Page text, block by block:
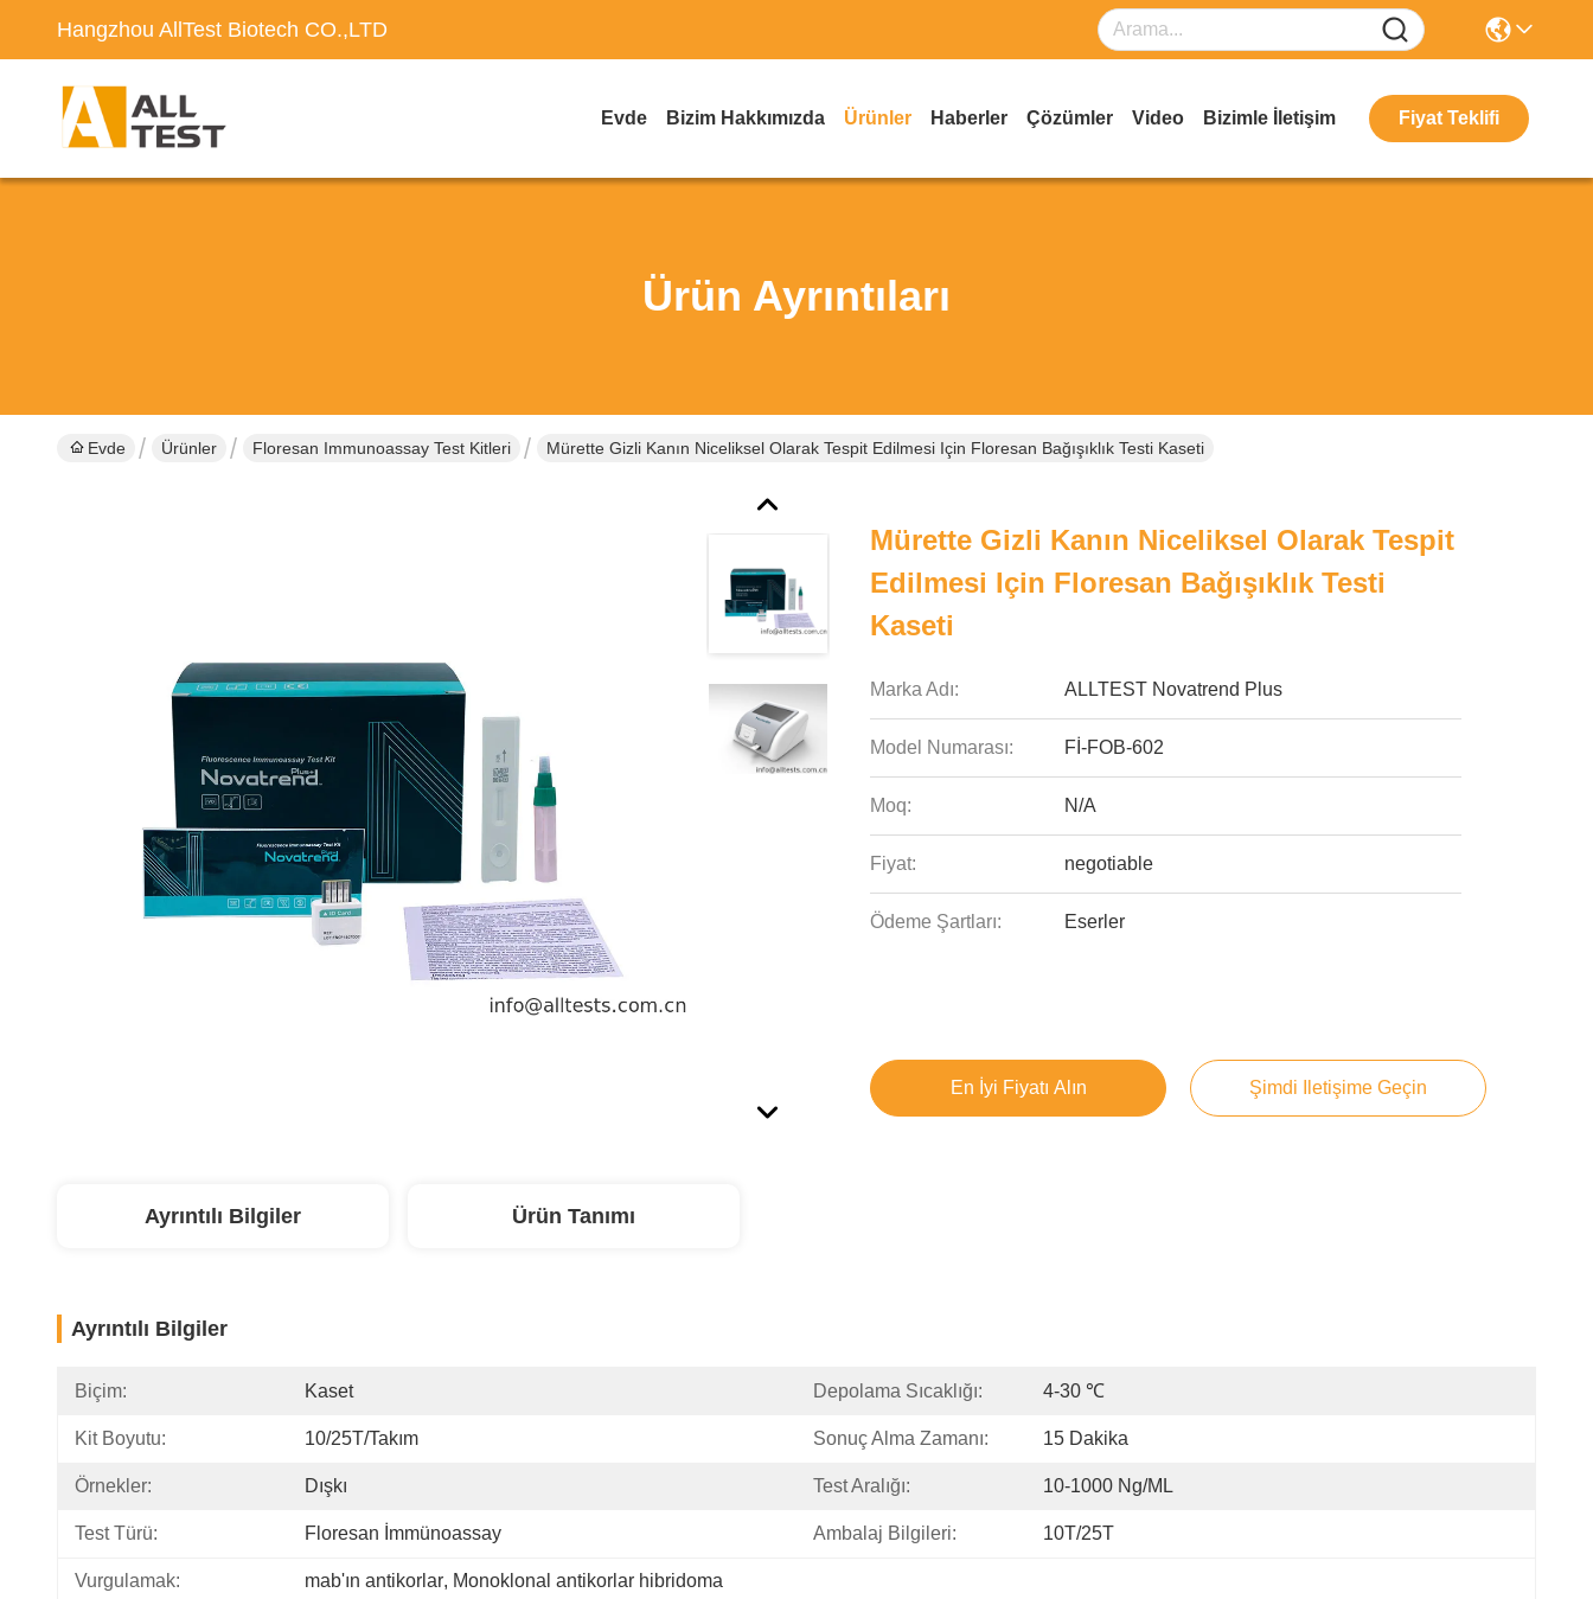
Hangzhou AllTest Biotech CO.,LTD
Evde Bizim Hakkımızda Ürünler Haberler Çözümler Video Bizimle İletişim Fiyat Teklifi
Ürün Ayrıntıları
Evde Ürünler Floresan Immunoassay Test Kitleri Mürette Gizli Kanın Niceliksel Olarak Tespit Edilmesi Için Floresan Bağışıklık Testi Kaseti
Mürette Gizli Kanın Niceliksel Olarak Tespit
Edilmesi Için Floresan Bağışıklık Testi
Kaseti
Marka Adı: ALLTEST Novatrend Plus
Model Numarası: Fİ-FOB-602
Moq: N/A
Fiyat: negotiable
Ödeme Şartları: Eserler
En İyi Fiyatı Alın Şimdi Iletişime Geçin
Ayrıntılı Bilgiler Ürün Tanımı
Ayrıntılı Bilgiler
Biçim: Kaset Depolama Sıcaklığı: 4-30 ℃
Kit Boyutu: 10/25T/takım Sonuç Alma Zamanı: 15 Dakika
Örnekler: Dışkı Test Aralığı: 10-1000 Ng/mL
Test Türü: Floresan İmmünoassay Ambalaj Bilgileri: 10T/25T
Vurgulamak: mab'ın antikorlar, Monoklonal antikorlar hibridoma